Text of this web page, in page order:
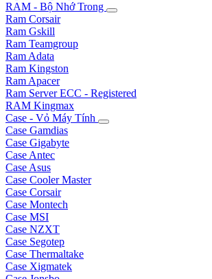
RAM - Bộ Nhớ Trong
Ram Corsair
Ram Gskill
Ram Teamgroup
Ram Adata
Ram Kingston
Ram Apacer
Ram Server ECC - Registered
RAM Kingmax
Case - Vỏ Máy Tính
Case Gamdias
Case Gigabyte
Case Antec
Case Asus
Case Cooler Master
Case Corsair
Case Montech
Case MSI
Case NZXT
Case Segotep
Case Thermaltake
Case Xigmatek